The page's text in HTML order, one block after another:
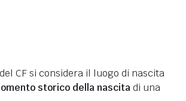
CF si considera il luogo di nascita
storico della nascitadi una